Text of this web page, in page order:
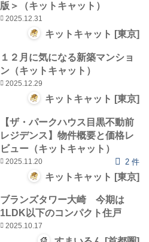
版＞（キットキャット）
2025.12.31
キットキャット [東京]
１２月に気になる新築マンショ
ン（キットキャット）
2025.12.29
キットキャット [東京]
【ザ・パークハウス目黒不動前
レジデンス】物件概要と価格レ
ビュー（キットキャット）
2025.11.20 2 件
キットキャット [東京]
ブランズタワー大崎 今期は
1LDK以下のコンパクト住戸
2025.10.17